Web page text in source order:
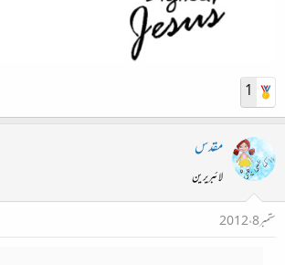
1
مقدس
لائبریرین
ستمبر 8، 2012